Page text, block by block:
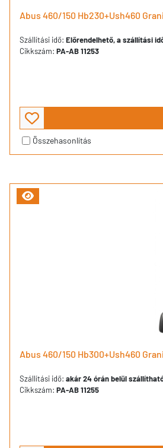
Abus 460/150 Hb230+Ush460
Szállítási idő: Előrendelhető, a szállítási
Cikkszám: PA-AB 11253
Összehasonlítás
Abus 460/150 Hb300+Ush460
Szállítási idő: akár 24 órán belül
Cikkszám: PA-AB 11255